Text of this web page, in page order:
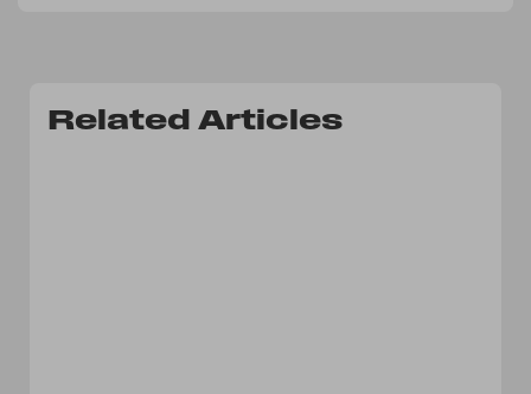
Related Articles